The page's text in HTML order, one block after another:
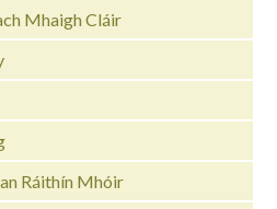
Mhaigh Cláir
Ráithín Mhóir